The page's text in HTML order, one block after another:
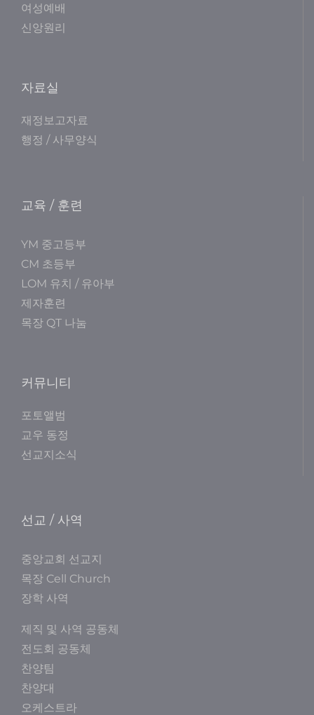
여성예배
신앙원리
자료실
재정보고자료
행정 / 사무양식
교육 / 훈련
YM 중고등부
CM 초등부
LOM 유치 / 유아부
제자훈련
목장 QT 나눔
커뮤니티
포토앨범
교우 동정
선교지소식
선교 / 사역
중앙교회 선교지
목장 Cell Church
장학 사역
제직 및 사역 공동체
전도회 공동체
찬양팀
찬양대
오케스트라